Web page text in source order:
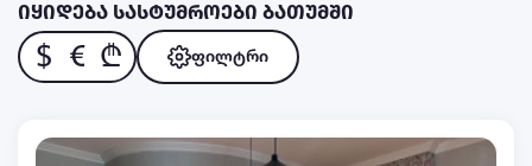
იყიდება სასტუმროები ბათუმში
$ € ₾ ფილტრი